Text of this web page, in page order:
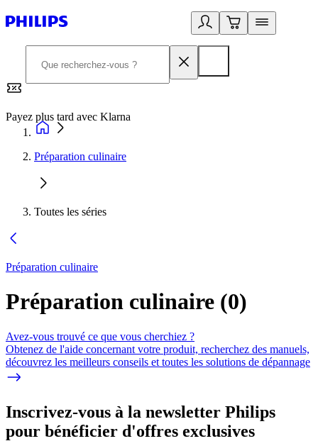
Payez plus tard avec Klarna
Préparation culinaire
Toutes les séries
Préparation culinaire
Préparation culinaire (0)
Avez-vous trouvé ce que vous cherchiez ?
Obtenez de l'aide concernant votre produit, recherchez des manuels,
découvrez les meilleurs conseils et toutes les solutions de dépannage
Inscrivez-vous à la newsletter Philips
pour bénéficier d'offres exclusives